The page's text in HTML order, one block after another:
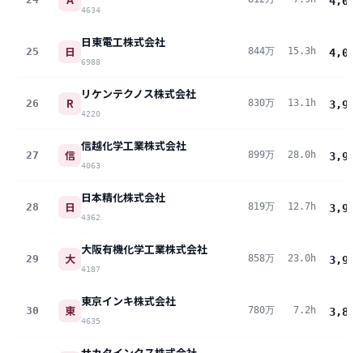
4634
25 日
日東電工株式会社
6988
844万 15.3h 4,011
26 R
リケンテクノス株式会社
4220
830万 13.1h 3,995
27 信
信越化学工業株式会社
4063
899万 28.0h 3,984
28 日
日本精化株式会社
4362
819万 12.7h 3,950
29 大
大阪有機化学工業株式会社
4187
858万 23.0h 3,908
30 東
東京インキ株式会社
4635
780万 7.2h 3,886